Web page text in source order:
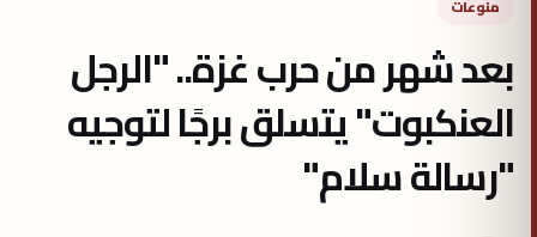
منوعات
بعد شهر من حرب غزة.. "الرجل
العنكبوت" يتسلق برجًا لتوجيه
"رسالة سلام"